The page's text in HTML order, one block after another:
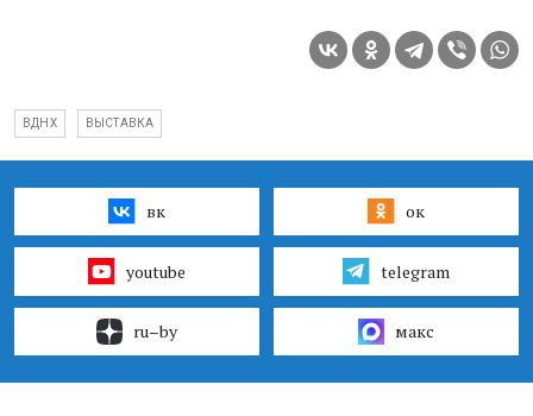
ВДНХ ВЫСТАВКА
вк ок
youtube telegram
ru–by макс